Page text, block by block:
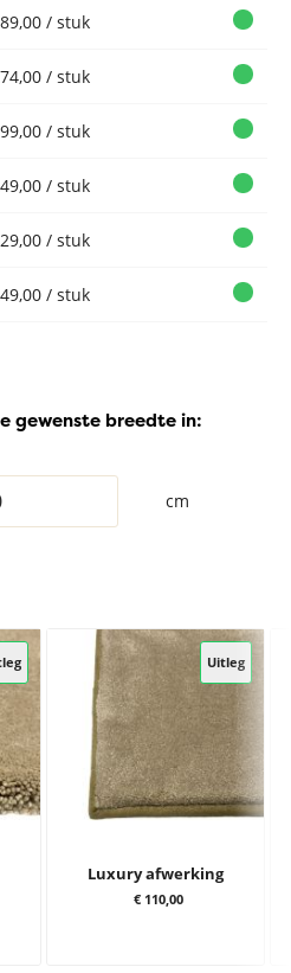
/ stuk
/ stuk
/ stuk
/ stuk
/ stuk
/ stuk
gewenste breedte in:
cm
Uitleg
Luxury afwerking
€ 110,00
Soft
Vloerkleed
Xilento Soft